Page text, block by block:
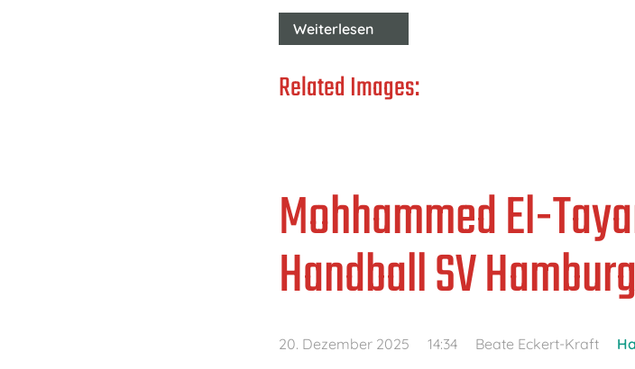
Weiterlesen
Related Images:
Mohhammed El-
Handball SV
20. Dezember 2025 14:34 Beate Eckert-Kraft